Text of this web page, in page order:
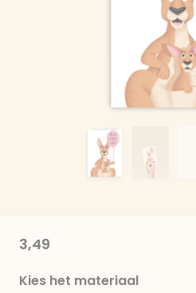
3,49
Kies het materiaal